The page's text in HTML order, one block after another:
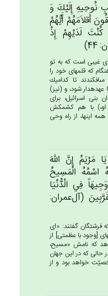
نُوحِيه‌ِ إِلَيْك‌َ وَ
أَقلاَمَهُم‌ْ أَيُّهُم‌ْ
لَدَيْهِم‌ْ إِذْ
غيبى است كه به تو
كه قلمهاى خود را
تا كداميك
شود، و (نيز)
بنى اسرائيل، براى
او،) با هم كشمكش
اينها، از راه وحى
مَرْيَم‌ُ إِن‌َّ الله‌َ
اسْمُه‌ُ الْمَسِيح‌ُ
فِي‌ الْدُّنْيَا
(آل‌عمران:
فرشتگان گفتند: «اى
[وجود با عظمتى‏] از
كه نامش «مسيح،
كه در اين جهان
خواهد بود و از